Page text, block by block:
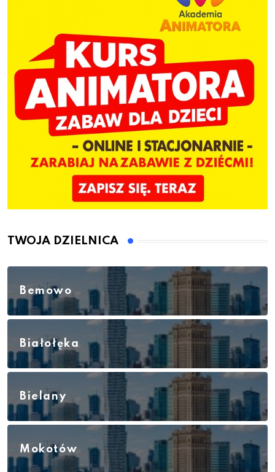
TWOJA DZIELNICA
Bemowo
Białołęka
Bielany
Mokotów